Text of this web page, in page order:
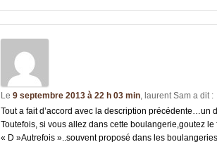
Le 9 septembre 2013 à 22 h 03 min, laurent Sam a dit :
Tout a fait d’accord avec la description précédente…un
Toutefois, si vous allez dans cette boulangerie,goutez le
« D »Autrefois »..souvent proposé dans les